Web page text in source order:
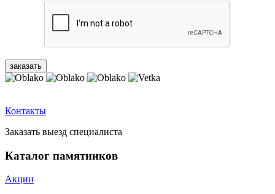
Контакты
Заказать выезд специалиста
Каталог памятников
Акции